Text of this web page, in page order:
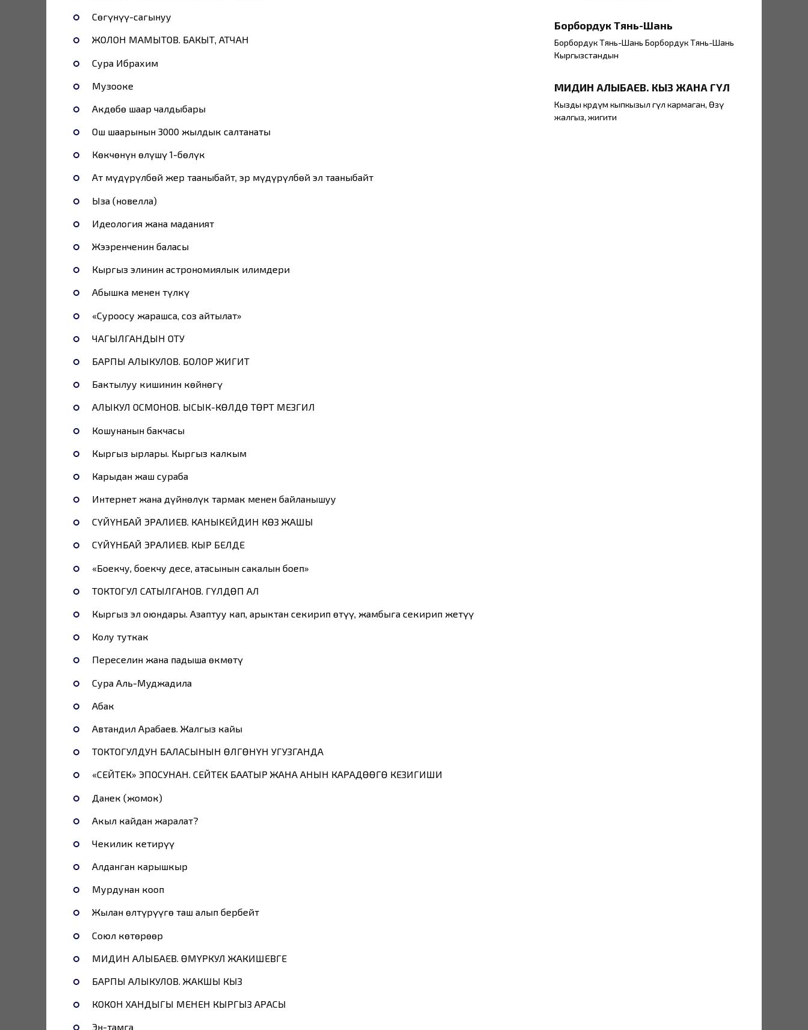
Сөгүнүү-сагынуу
ЖОЛОН МАМЫТОВ. БАКЫТ, АТЧАН
Сура Ибрахим
Музооке
Акдөбө шаар чалдыбары
Ош шаарынын 3000 жылдык салтанаты
Көкчөнүн өлүшү 1-бөлүк
Ат мүдүрүлбөй жер тааныбайт, эр мүдүрүлбөй эл тааныбайт
Ыза (новелла)
Идеология жана маданият
Жээренченин баласы
Кыргыз элинин астрономиялык илимдери
Абышка менен түлкү
«Суроосу жарашса, соз айтылат»
ЧАГЫЛГАНДЫН ОТУ
БАРПЫ АЛЫКУЛОВ. БОЛОР ЖИГИТ
Бактылуу кишинин көйнөгү
АЛЫКУЛ ОСМОНОВ. ЫСЫК-КӨЛДӨ ТӨРТ МЕЗГИЛ
Кошунанын бакчасы
Кыргыз ырлары. Кыргыз калкым
Карыдан жаш сураба
Интернет жана дүйнөлүк тармак менен байланышуу
СҮЙҮНБАЙ ЭРАЛИЕВ. КАНЫКЕЙДИН КӨЗ ЖАШЫ
СҮЙҮНБАЙ ЭРАЛИЕВ. КЫР БЕЛДЕ
«Боекчу, боекчу десе, атасынын сакалын боеп»
ТОКТОГУЛ САТЫЛГАНОВ. ГҮЛДӨП АЛ
Кыргыз эл оюндары. Азаптуу кап, арыктан секирип өтүү, жамбыга секирип жетүү
Колу туткак
Переселин жана падыша өкмөтү
Сура Аль-Муджадила
Абак
Автандил Арабаев. Жалгыз кайың
ТОКТОГУЛДУН БАЛАСЫНЫН ӨЛГӨНҮН УГУЗГАНДА
«СЕЙТЕК» ЭПОСУНАН. СЕЙТЕК БААТЫР ЖАНА АНЫН КАРАДӨӨГӨ КЕЗИГИШИ
Данек (жомок)
Акыл кайдан жаралат?
Чекилик кетирүү
Алданган карышкыр
Мурдунан кооп
Жылан өлтүрүүгө таш алып бербейт
Союл көтөрөөр
МИДИН АЛЫБАЕВ. ӨМҮРКУЛ ЖАКИШЕВГЕ
БАРПЫ АЛЫКУЛОВ. ЖАКШЫ КЫЗ
КОКОН ХАНДЫГЫ МЕНЕН КЫРГЫЗ АРАСЫ
Эн-тамга
Борбордук Тянь-Шань
Борбордук Тянь-Шань Борбордук Тянь-Шань
Кыргызстандын
МИДИН АЛЫБАЕВ. КЫЗ ЖАНА ГҮЛ
Кызды көрдүм кыпкызыл гүл кармаган, Өзү
жалгыз, жигити